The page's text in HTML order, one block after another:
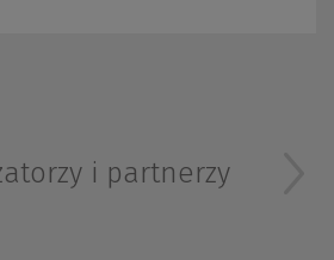
i partnerzy